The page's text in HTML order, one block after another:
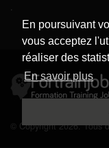
En poursuivant
vous acceptez
réaliser des
En savoir plus
.
© Copyright 2026. Tous